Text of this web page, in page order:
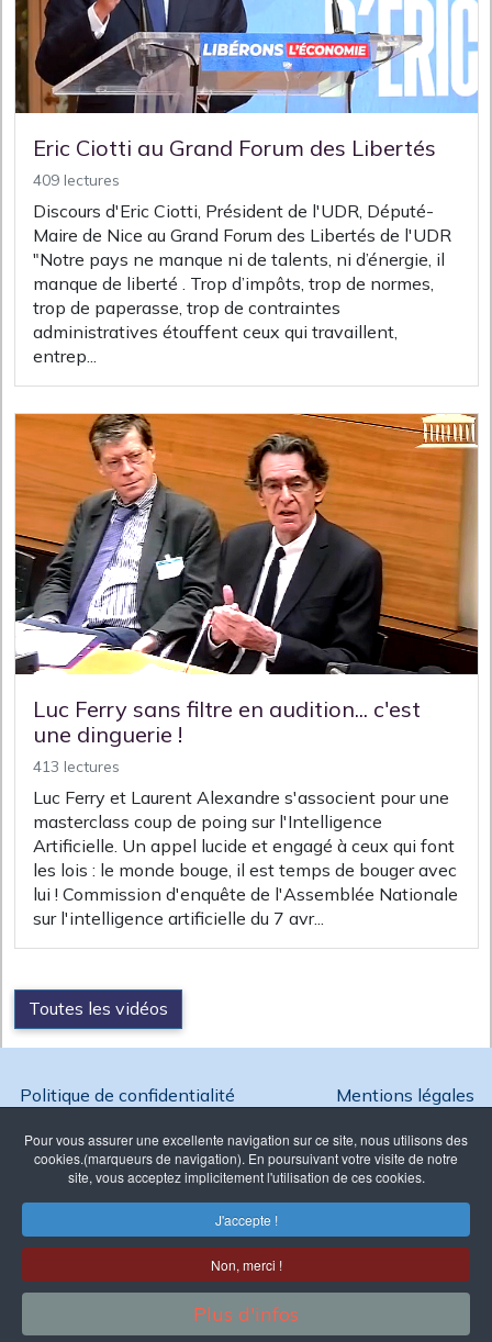
Pour vous assurer une excellente navigation sur ce site, nous utilisons des
cookies.(marqueurs de navigation). En poursuivant votre visite de notre
site, vous acceptez implicitement l'utilisation de ces cookies.
J'accepte !
Non, merci !
Plus d'infos
Eric Ciotti au Grand Forum des Libertés
409 lectures
Discours d'Eric Ciotti, Président de l'UDR, Député-
Maire de Nice au Grand Forum des Libertés de l'UDR
"Notre pays ne manque ni de talents, ni d’énergie, il
manque de liberté . Trop d’impôts, trop de normes,
trop de paperasse, trop de contraintes
administratives étouffent ceux qui travaillent,
entrep...
Luc Ferry sans filtre en audition... c'est
une dinguerie !
413 lectures
Luc Ferry et Laurent Alexandre s'associent pour une
masterclass coup de poing sur l'Intelligence
Artificielle. Un appel lucide et engagé à ceux qui font
les lois : le monde bouge, il est temps de bouger avec
lui ! Commission d'enquête de l'Assemblée Nationale
sur l'intelligence artificielle du 7 avr...
Toutes les vidéos
Politique de confidentialité Mentions légales
Association Loi 1901 enregistrée à
la Préfecture de Paris sous le N°
W751257331
39 avenue Pierre 1er de Serbie -
Copyright @ 2026 Ambition France - Reproduction interdite